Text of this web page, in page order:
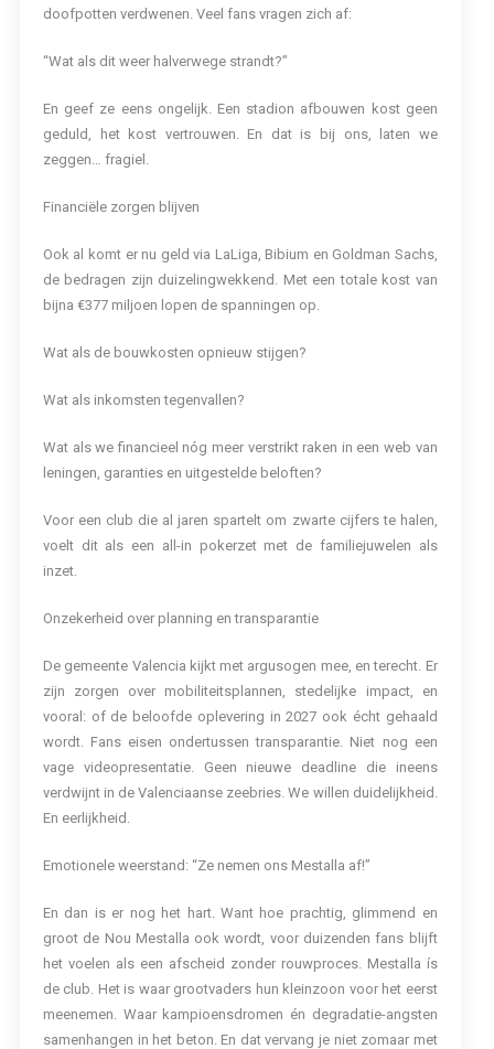
doofpotten verdwenen. Veel fans vragen zich af:
“Wat als dit weer halverwege strandt?”
En geef ze eens ongelijk. Een stadion afbouwen kost geen
geduld, het kost vertrouwen. En dat is bij ons, laten we
zeggen… fragiel.
Financiële zorgen blijven
Ook al komt er nu geld via LaLiga, Bibium en Goldman Sachs,
de bedragen zijn duizelingwekkend. Met een totale kost van
bijna €377 miljoen lopen de spanningen op.
Wat als de bouwkosten opnieuw stijgen?
Wat als inkomsten tegenvallen?
Wat als we financieel nóg meer verstrikt raken in een web van
leningen, garanties en uitgestelde beloften?
Voor een club die al jaren spartelt om zwarte cijfers te halen,
voelt dit als een all-in pokerzet met de familiejuwelen als
inzet.
Onzekerheid over planning en transparantie
De gemeente Valencia kijkt met argusogen mee, en terecht. Er
zijn zorgen over mobiliteitsplannen, stedelijke impact, en
vooral: of de beloofde oplevering in 2027 ook écht gehaald
wordt. Fans eisen ondertussen transparantie. Niet nog een
vage videopresentatie. Geen nieuwe deadline die ineens
verdwijnt in de Valenciaanse zeebries. We willen duidelijkheid.
En eerlijkheid.
Emotionele weerstand: “Ze nemen ons Mestalla af!”
En dan is er nog het hart. Want hoe prachtig, glimmend en
groot de Nou Mestalla ook wordt, voor duizenden fans blijft
het voelen als een afscheid zonder rouwproces. Mestalla ís
de club. Het is waar grootvaders hun kleinzoon voor het eerst
meenemen. Waar kampioensdromen én degradatie-angsten
samenhangen in het beton. En dat vervang je niet zomaar met